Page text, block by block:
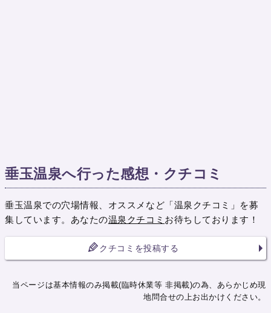
垂玉温泉へ行った感想・クチコミ
垂玉温泉での穴場情報、オススメなど「温泉クチコミ」を募
集しています。あなたの温泉クチコミ お待ちしております！
クチコミを投稿する
当ページは基本情報のみ掲載(臨時休業等 非掲載)の為、あらかじめ現
地問合せの上お出かけください。